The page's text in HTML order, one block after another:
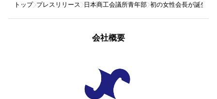
トップ プレスリリース 日本商工会議所青年部 初の女性会長が誕生。
会社概要